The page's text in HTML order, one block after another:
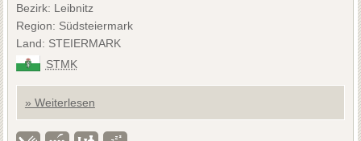
Bezirk: Leibnitz
Region: Südsteiermark
Land: STEIERMARK
STMK
» Weiterlesen